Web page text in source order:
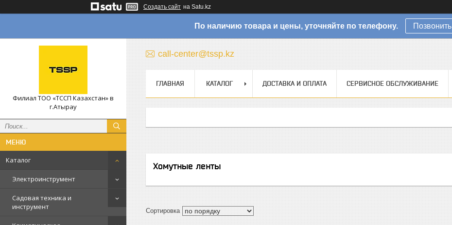
Создать сайт на Satu.kz
По наличию товара и цены, уточняйте по телефону. Позвонить
Филиал ТОО «ТССП Казахстан» в
г.Атырау
Каталог
Электроинструмент
Садовая техника и
инструмент
call-center@tssp.kz
ГЛАВНАЯ КАТАЛОГ ДОСТАВКА И ОПЛАТА СЕРВИСНОЕ ОБСЛУЖИВАНИЕ
Хомутные ленты